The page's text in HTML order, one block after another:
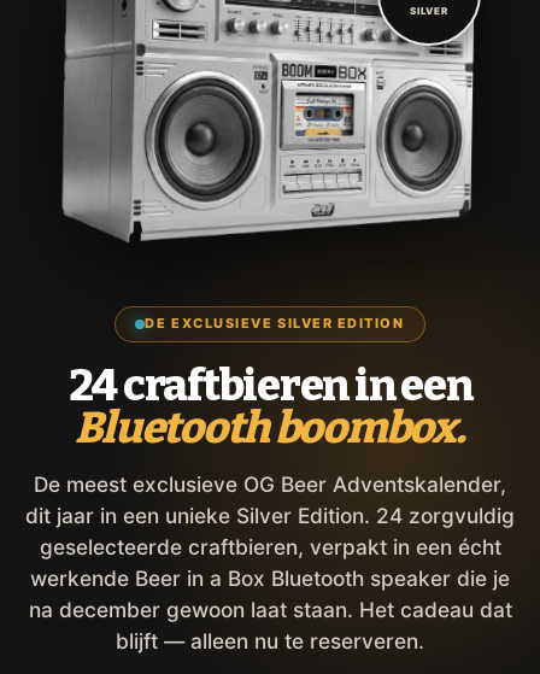
DE EXCLUSIEVE SILVER EDITION
24 craftbieren in een
Bluetooth boombox.
De meest exclusieve OG Beer Adventskalender,
dit jaar in een unieke Silver Edition. 24 zorgvuldig
geselecteerde craftbieren, verpakt in een écht
werkende Beer in a Box Bluetooth speaker die je
na december gewoon laat staan. Het cadeau dat
blijft — alleen nu te reserveren.
SILVER